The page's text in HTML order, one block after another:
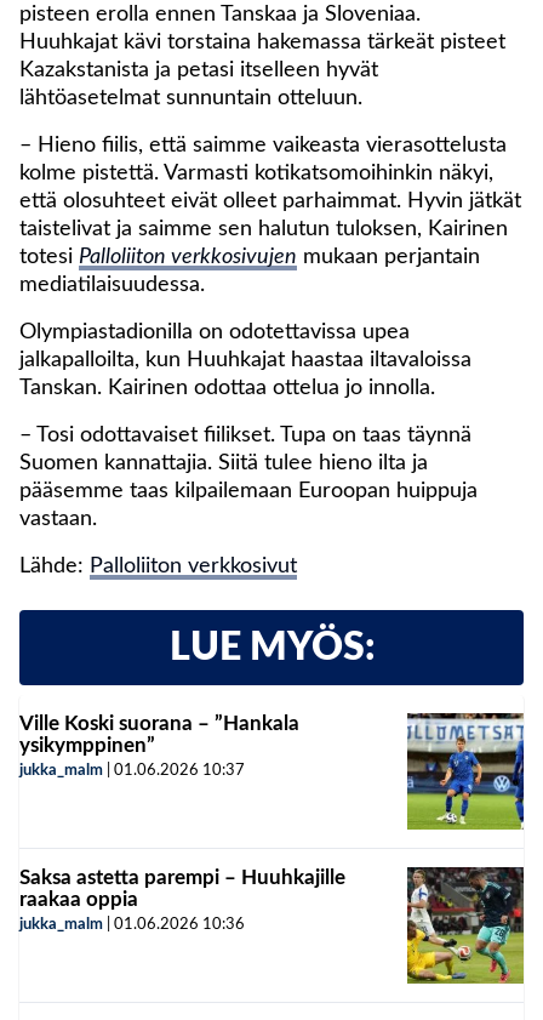
pisteen erolla ennen Tanskaa ja Sloveniaa.
Huuhkajat kävi torstaina hakemassa tärkeät pisteet
Kazakstanista ja petasi itselleen hyvät
lähtöasetelmat sunnuntain otteluun.
– Hieno fiilis, että saimme vaikeasta vierasottelusta
kolme pistettä. Varmasti kotikatsomoihinkin näkyi,
että olosuhteet eivät olleet parhaimmat. Hyvin jätkät
taistelivat ja saimme sen halutun tuloksen, Kairinen
totesi Palloliiton verkkosivujen mukaan perjantain
mediatilaisuudessa.
Olympiastadionilla on odotettavissa upea
jalkapalloilta, kun Huuhkajat haastaa iltavaloissa
Tanskan. Kairinen odottaa ottelua jo innolla.
– Tosi odottavaiset fiilikset. Tupa on taas täynnä
Suomen kannattajia. Siitä tulee hieno ilta ja
pääsemme taas kilpailemaan Euroopan huippuja
vastaan.
Lähde: Palloliiton verkkosivut
LUE MYÖS:
Ville Koski suorana – ”Hankala
ysikymppinen”
jukka_malm 01.06.2026 10:37
Saksa astetta parempi – Huuhkajille
raakaa oppia
jukka_malm 01.06.2026 10:36